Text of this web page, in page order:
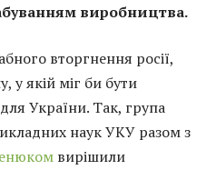
виробництва.
вторгнення росії,
у якій міг би бути
України. Так, група
наук УКУ разом з
вирішили